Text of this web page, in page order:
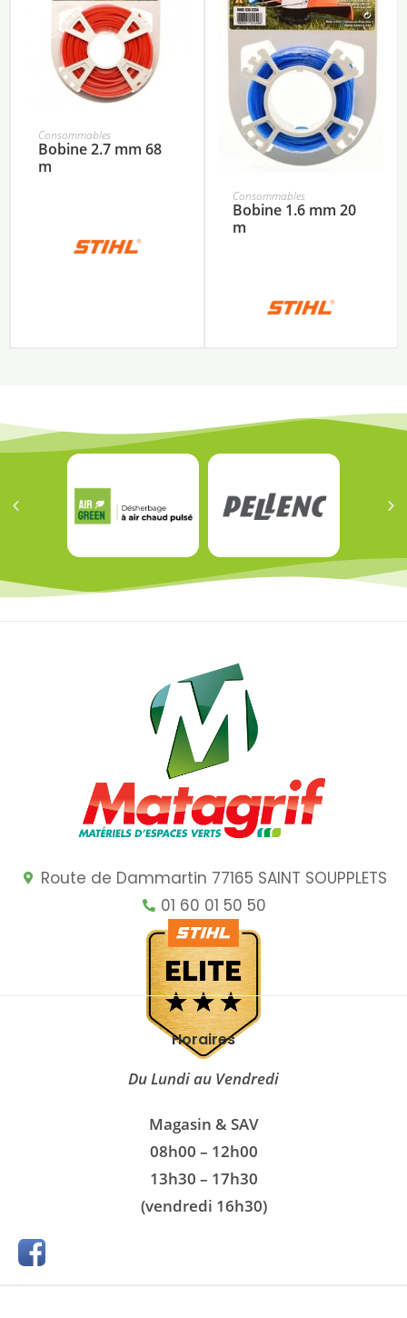
Consommables
Bobine 2.7 mm 68
m
Consommables
Bobine 1.6 mm 20
m
Route de Dammartin 77165 SAINT SOUPPLETS
01 60 01 50 50
Horaires
Du Lundi au Vendredi
Magasin & SAV
08h00 – 12h00
13h30 – 17h30
(vendredi 16h30)